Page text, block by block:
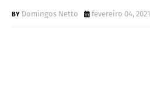
Domingos Netto fevereiro 04, 2021